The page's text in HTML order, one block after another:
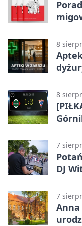
8
8
7
DJ
7
Anna